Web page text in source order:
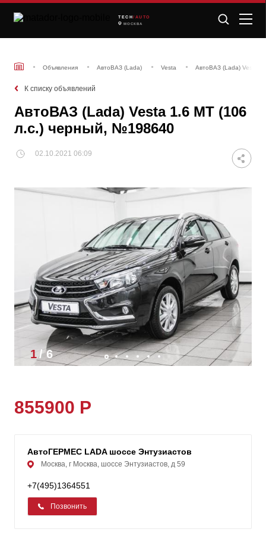
TECH /AUTO
МОСКВА
Объявления АвтоВАЗ (Lada) Vesta АвтоВАЗ (Lada) Vesta
К списку объявлений
АвтоВАЗ (Lada) Vesta 1.6 MT (106
л.с.) черный, №198640
02.10.2021 06:09
1 /6
855900 Р
АвтоГЕРМЕС LADA шоссе Энтузиастов
Москва, г Москва, шоссе Энтузиастов, д 59
+7(495)1364551
Позвонить